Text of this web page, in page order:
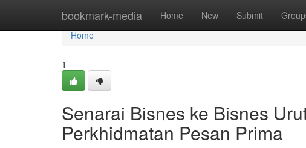
bookmark-media Home New Submit
Home
Home
1
Senarai Bisnes ke Bisnes
Perkhidmatan Pesan Prima